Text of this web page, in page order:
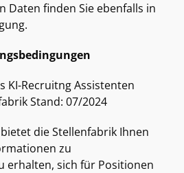
Daten finden Sie ebenfalls in
KI-Recruitng Assistenten
Stand: 07/2024
die Stellenfabrik Ihnen
zu
erhalten, sich für Positionen